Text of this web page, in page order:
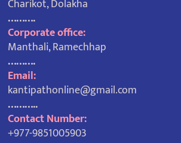
Charikot, Dolakha
……….
Corporate office:
Manthali, Ramechhap
……….
Email:
kantipathonline@gmail.com
………..
Contact Number:
+977-9851005903